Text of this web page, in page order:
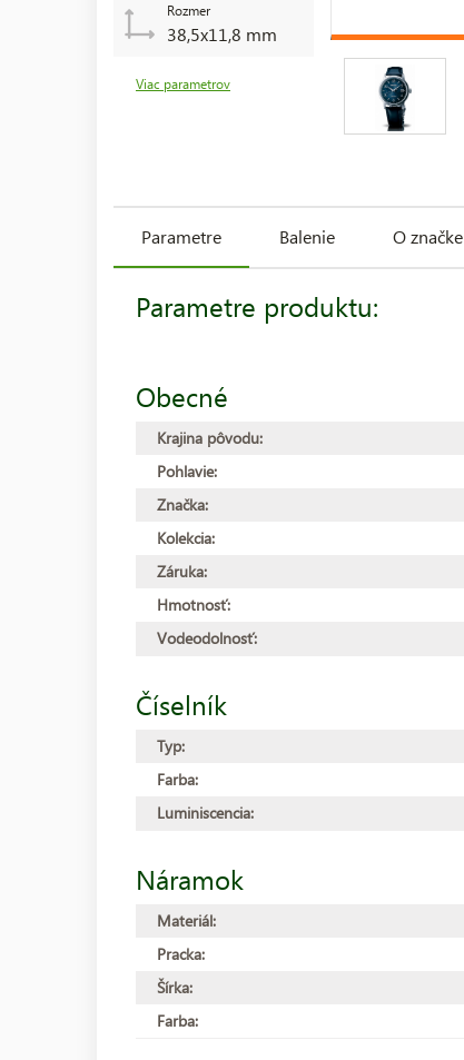
Rozmer
38,5x11,8 mm
Viac parametrov
Parametre Balenie O značke
Parametre produktu:
Obecné
Krajina pôvodu:
Pohlavie:
Značka:
Kolekcia:
Záruka:
Hmotnosť:
Vodeodolnosť:
Číselník
Typ:
Farba:
Luminiscencia:
Náramok
Materiál:
Pracka:
Šírka:
Farba: